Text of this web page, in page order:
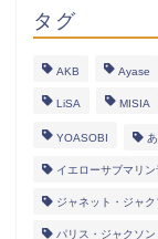
タグ
AKB Ayase
LiSA MISIA
YOASOBI
イエローサブマリン
ジャネット・ジャク
パリス・ジャクソン